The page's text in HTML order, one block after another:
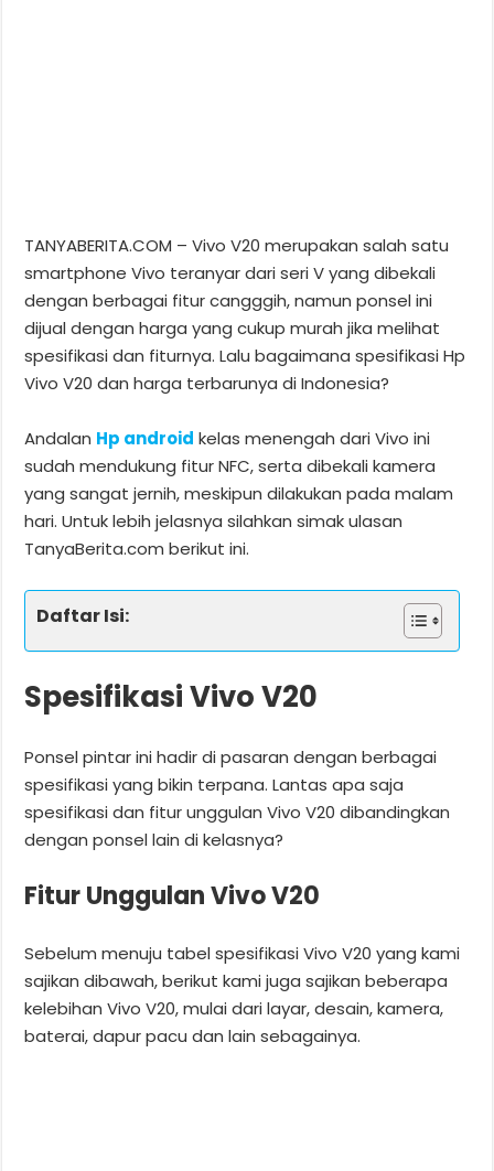
TANYABERITA.COM – Vivo V20 merupakan salah satu
smartphone Vivo teranyar dari seri V yang dibekali
dengan berbagai fitur cangggih, namun ponsel ini
dijual dengan harga yang cukup murah jika melihat
spesifikasi dan fiturnya. Lalu bagaimana spesifikasi Hp
Vivo V20 dan harga terbarunya di Indonesia?
Andalan Hp android kelas menengah dari Vivo ini
sudah mendukung fitur NFC, serta dibekali kamera
yang sangat jernih, meskipun dilakukan pada malam
hari. Untuk lebih jelasnya silahkan simak ulasan
TanyaBerita.com berikut ini.
Daftar Isi:
Spesifikasi Vivo V20
Ponsel pintar ini hadir di pasaran dengan berbagai
spesifikasi yang bikin terpana. Lantas apa saja
spesifikasi dan fitur unggulan Vivo V20 dibandingkan
dengan ponsel lain di kelasnya?
Fitur Unggulan Vivo V20
Sebelum menuju tabel spesifikasi Vivo V20 yang kami
sajikan dibawah, berikut kami juga sajikan beberapa
kelebihan Vivo V20, mulai dari layar, desain, kamera,
baterai, dapur pacu dan lain sebagainya.